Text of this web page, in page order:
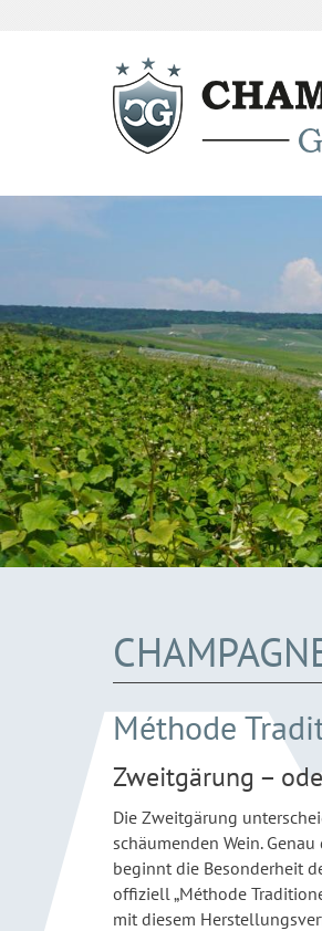
Méthode
Zweitgärung –
Die Zweitgärung
schäumenden Wein.
beginnt die Besonderheit
offiziell „Méthode
mit diesem